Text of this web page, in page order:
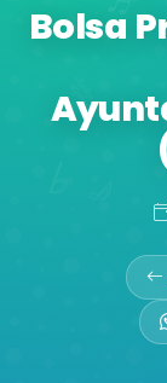
Bolsa